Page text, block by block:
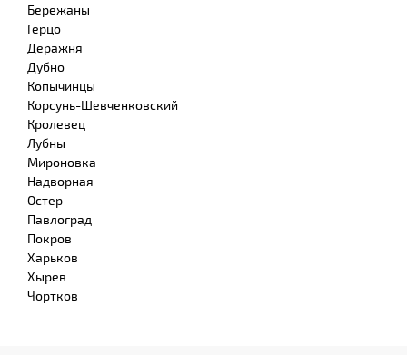
Бережаны
Герцо
Деражня
Дубно
Копычинцы
Корсунь-Шевченковский
Кролевец
Лубны
Мироновка
Надворная
Остер
Павлоград
Покров
Харьков
Хырев
Чортков